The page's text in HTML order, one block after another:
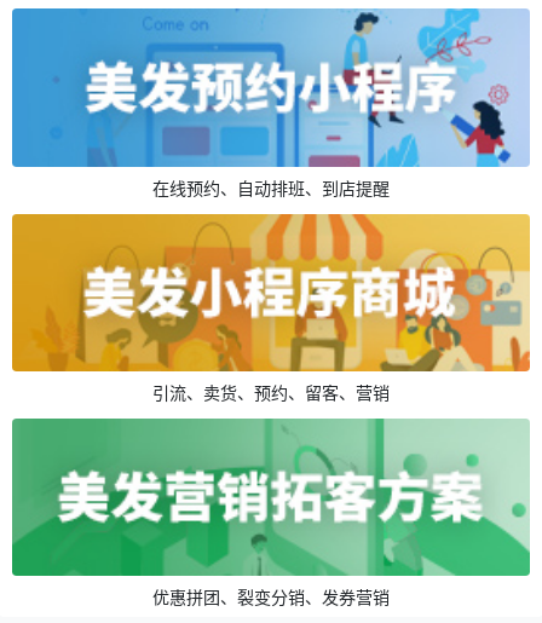
在线预约、自动排班、到店提醒
引流、卖货、预约、留客、营销
优惠拼团、裂变分销、发券营销